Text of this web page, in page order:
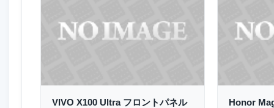
VIVO X100 Ultra フロントパネル
Honor